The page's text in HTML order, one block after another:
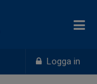
Logga in